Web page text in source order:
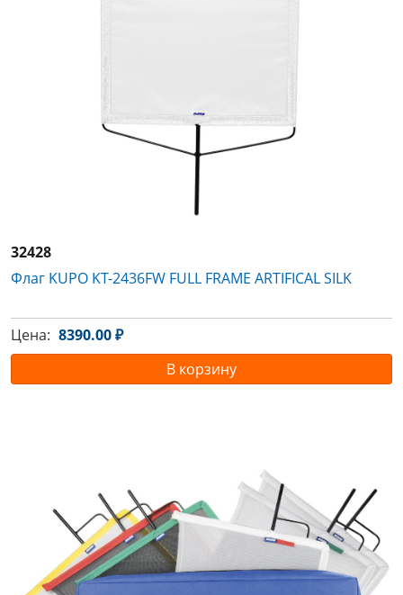
32428
Флаг KUPO KT-2436FW FULL FRAME ARTIFICAL SILK
Цена: 8390.00 ₽
В корзину